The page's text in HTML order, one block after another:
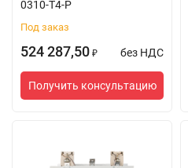
0310-T4-P
Под заказ
524 287,50 ₽ без НДС
Получить консультацию